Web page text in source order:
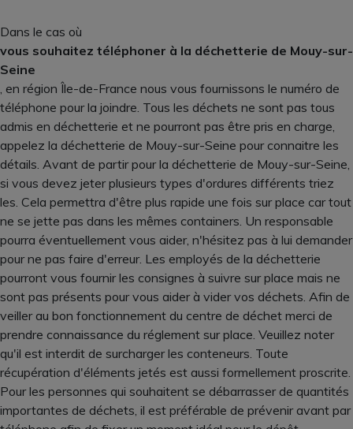
Dans le cas où
vous souhaitez téléphoner à la déchetterie de Mouy-sur-
Seine
, en région Île-de-France nous vous fournissons le numéro de
téléphone pour la joindre. Tous les déchets ne sont pas tous
admis en déchetterie et ne pourront pas être pris en charge,
appelez la déchetterie de Mouy-sur-Seine pour connaitre les
détails. Avant de partir pour la déchetterie de Mouy-sur-Seine,
si vous devez jeter plusieurs types d'ordures différents triez
les. Cela permettra d'être plus rapide une fois sur place car tout
ne se jette pas dans les mêmes containers. Un responsable
pourra éventuellement vous aider, n'hésitez pas à lui demander
pour ne pas faire d'erreur. Les employés de la déchetterie
pourront vous fournir les consignes à suivre sur place mais ne
sont pas présents pour vous aider à vider vos déchets. Afin de
veiller au bon fonctionnement du centre de déchet merci de
prendre connaissance du réglement sur place. Veuillez noter
qu'il est interdit de surcharger les conteneurs. Toute
récupération d'éléments jetés est aussi formellement proscrite.
Pour les personnes qui souhaitent se débarrasser de quantités
importantes de déchets, il est préférable de prévenir avant par